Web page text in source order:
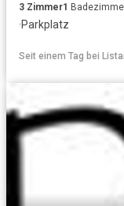
3 Zimmer1
·Parkplatz
Seit einem Tag bei